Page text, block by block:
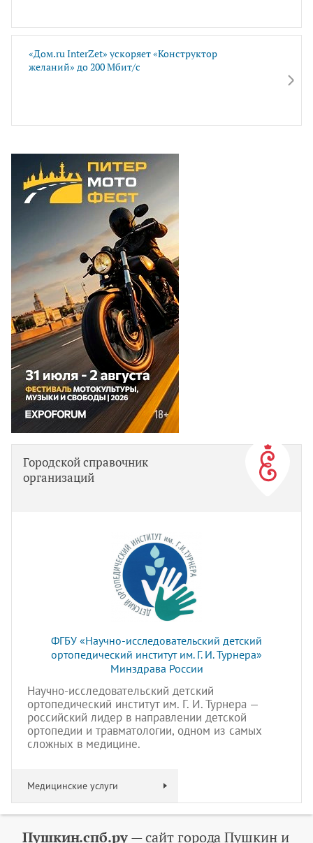
«Дом.ru InterZet» ускоряет «Конструктор
желаний» до 200 Мбит/с
Городской справочник
организаций
ФГБУ «Научно-исследовательский детский
ортопедический институт им. Г. И. Турнера»
Минздрава России
Научно-исследовательский детский
ортопедический институт им. Г. И. Турнера —
российский лидер в направлении детской
ортопедии и травматологии, одном из самых
сложных в медицине.
Медицинские услуги
Пушкин.спб.ру— сайт города Пушкин и